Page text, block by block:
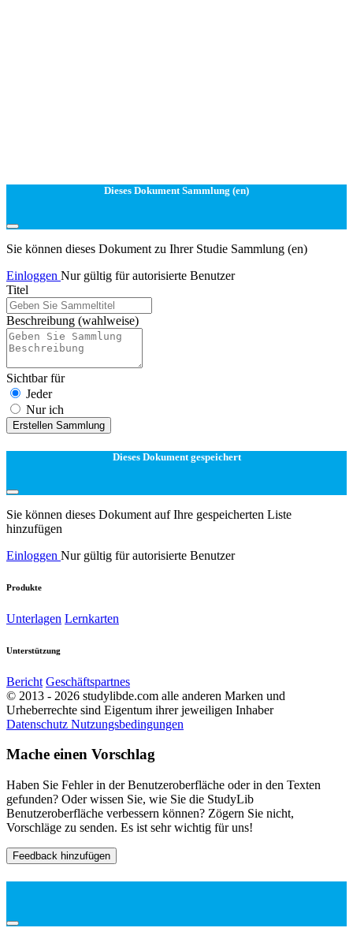
Dieses Dokument Sammlung (en)
Sie können dieses Dokument zu Ihrer Studie Sammlung (en)
Einloggen Nur gültig für autorisierte Benutzer
Titel
Beschreibung (wahlweise)
Sichtbar für
Jeder
Nur ich
Erstellen Sammlung
Dieses Dokument gespeichert
Sie können dieses Dokument auf Ihre gespeicherten Liste
hinzufügen
Einloggen Nur gültig für autorisierte Benutzer
Produkte
Unterlagen Lernkarten
Unterstützung
Bericht Geschäftspartnes
© 2013 - 2026 studylibde.com alle anderen Marken und
Urheberrechte sind Eigentum ihrer jeweiligen Inhaber
Datenschutz Nutzungsbedingungen
Mache einen Vorschlag
Haben Sie Fehler in der Benutzeroberfläche oder in den Texten
gefunden? Oder wissen Sie, wie Sie die StudyLib
Benutzeroberfläche verbessern können? Zögern Sie nicht,
Vorschläge zu senden. Es ist sehr wichtig für uns!
Feedback hinzufügen